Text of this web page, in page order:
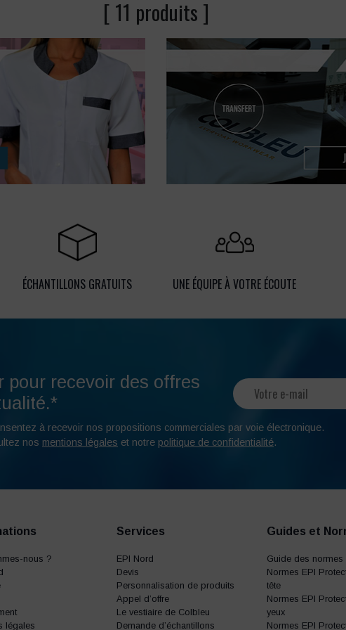
[ 11 produits ]
ÉCHANTILLONS GRATUITS UNE ÉQUIPE À VOTRE ÉCOUTE
pour recevoir des offres
à recevoir nos propositions commerciales par voie électronique.
nos mentions légales et notre politique de confidentialité.
nous ?
légales
Services
EPI Nord
Devis
Personnalisation de produits
Appel d’offre
Le vestiaire de Colbleu
Demande d’échantillons
Guides et
Guide des normes
Normes EPI
tête
Normes EPI
yeux
Normes EPI